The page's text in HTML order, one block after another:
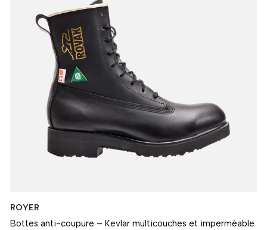
ROYER
Bottes anti-coupure – Kevlar multicouches et imperméable